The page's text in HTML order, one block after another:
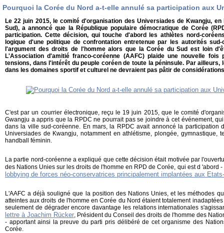
Pourquoi la Corée du Nord a-t-elle annulé sa participation aux
Le 22 juin 2015, le comité d'organisation des Universiades de Kwangju, en
Sud), a annoncé que la République populaire démocratique de Corée
participation. Cette décision, qui touche d'abord les athlètes nord-
logique d'une politique de confrontation entretenue par les autorités
l'argument des droits de l'homme alors que la Corée du Sud est loin
L'Association d'amitié franco-coréenne (AAFC) plaide une nouvelle
tensions, dans l'intérêt du peuple coréen de toute la péninsule. Par
dans les domaines sportif et culturel ne devraient pas pâtir de
C'est par un courrier électronique, reçu le 19 juin 2015, que le comité
Gwangju a appris que la RPDC ne pourrait pas se joindre à cet événement,
dans la ville sud-coréenne. En mars, la RPDC avait annoncé la participation
Universiades de Kwangju, notamment en athlétisme, plongée, gymnastique,
handball féminin.
La partie nord-coréenne a expliqué que cette décision était motivée par
des Nations Unies sur les droits de l'homme en RPD de Corée, qui est d 'abord
lobbying de forces néo-conservatrices principalement implantées aux
L'AAFC a déjà souligné que la position des Nations Unies, et les méthodes
atteintes aux droits de l'homme en Corée du Nord étaient totalement
seulement de dégrader encore davantage les relations internationales
lettre à Joachim Rücker , Président du Conseil des droits de l'homme des
- apportant ainsi la preuve du parti pris délibéré de cet organisme des
Corée.